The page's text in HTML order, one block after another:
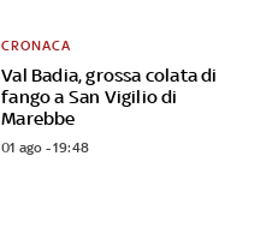
Val Badia, grossa colata di
fango a San Vigilio di
Marebbe
CRONACA
01 ago - 19:48